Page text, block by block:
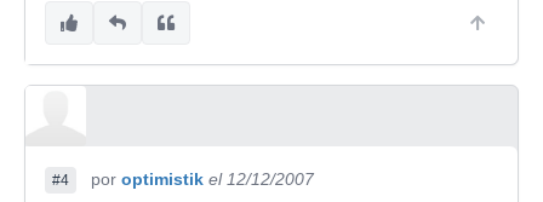
#4 por optimistik el 12/12/2007